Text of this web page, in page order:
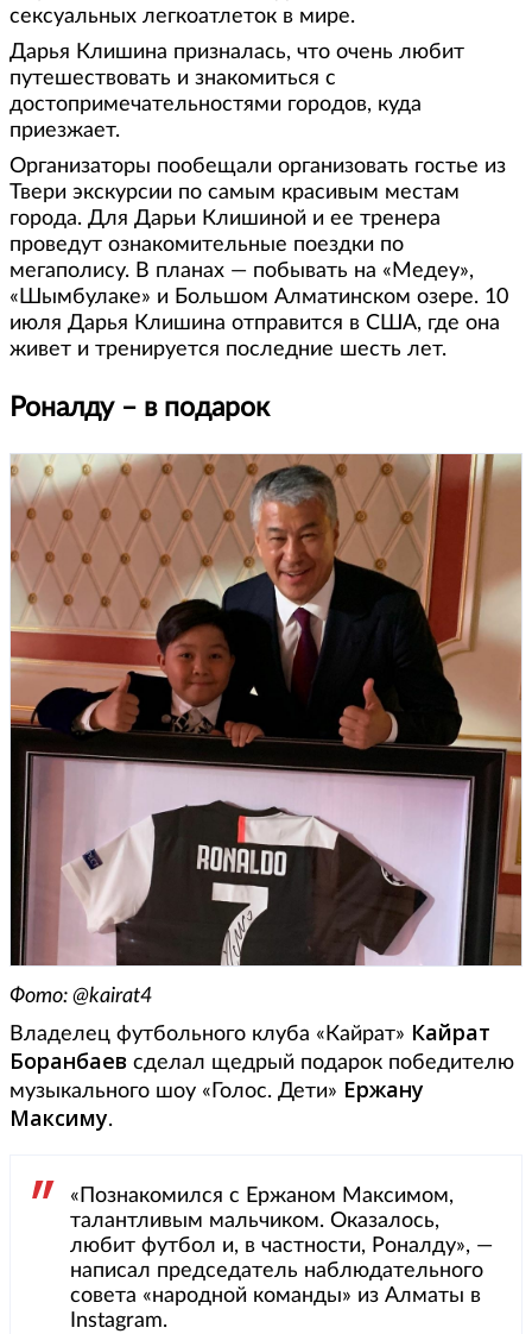
сексуальных легкоатлеток в мире.
Дарья Клишина призналась, что очень любит
путешествовать и знакомиться с
достопримечательностями городов, куда
приезжает.
Организаторы пообещали организовать гостье из
Твери экскурсии по самым красивым местам
города. Для Дарьи Клишиной и ее тренера
проведут ознакомительные поездки по
мегаполису. В планах — побывать на «Медеу»,
«Шымбулаке» и Большом Алматинском озере. 10
июля Дарья Клишина отправится в США, где она
живет и тренируется последние шесть лет.
Роналду – в подарок
Фото: @kairat4
Владелец футбольного клуба «Кайрат» Кайрат
Боранбаев сделал щедрый подарок победителю
музыкального шоу «Голос. Дети» Ержану
Максиму.
«Познакомился с Ержаном Максимом,
талантливым мальчиком. Оказалось,
любит футбол и, в частности, Роналду», —
написал председатель наблюдательного
совета «народной команды» из Алматы в
Instagram.